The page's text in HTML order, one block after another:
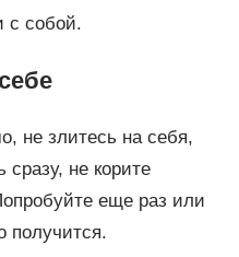
с собой.
не злитесь на себя,
сразу, не корите
еще раз или
получится.